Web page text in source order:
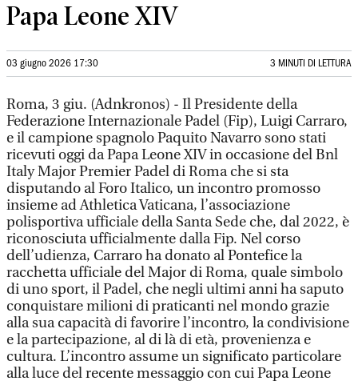
Papa Leone XIV
03 giugno 2026 17:30 3 MINUTI DI LETTURA
Roma, 3 giu. (Adnkronos) - Il Presidente della
Federazione Internazionale Padel (Fip), Luigi Carraro,
e il campione spagnolo Paquito Navarro sono stati
ricevuti oggi da Papa Leone XIV in occasione del Bnl
Italy Major Premier Padel di Roma che si sta
disputando al Foro Italico, un incontro promosso
insieme ad Athletica Vaticana, l’associazione
polisportiva ufficiale della Santa Sede che, dal 2022, è
riconosciuta ufficialmente dalla Fip. Nel corso
dell’udienza, Carraro ha donato al Pontefice la
racchetta ufficiale del Major di Roma, quale simbolo
di uno sport, il Padel, che negli ultimi anni ha saputo
conquistare milioni di praticanti nel mondo grazie
alla sua capacità di favorire l’incontro, la condivisione
e la partecipazione, al di là di età, provenienza e
cultura. L’incontro assume un significato particolare
alla luce del recente messaggio con cui Papa Leone